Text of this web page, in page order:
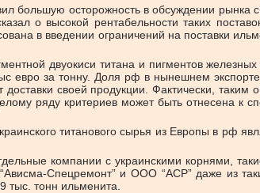
большую осторожность в обсуждении рынка
о высокой рентабельности таких
в введении ограничений на поставки
двуокиси титана и пигментов
евро за тонну. Доля рф в нынешнем
своей продукции. Фактически,
ряду критериев может быть отнесена
титанового сырья из Европы в
компании с украинскими корнями,
Спецремонт” и ООО “АСР” даже из
тыс. тонн ильменита.